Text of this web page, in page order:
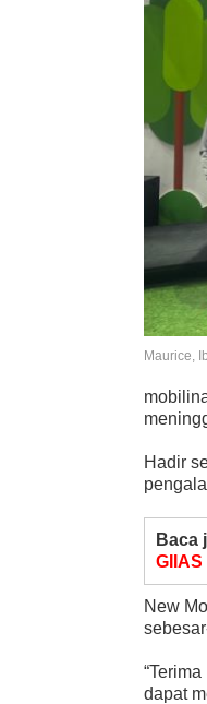
Maurice,
Hadir
Baca
GIIAS
New
dapat